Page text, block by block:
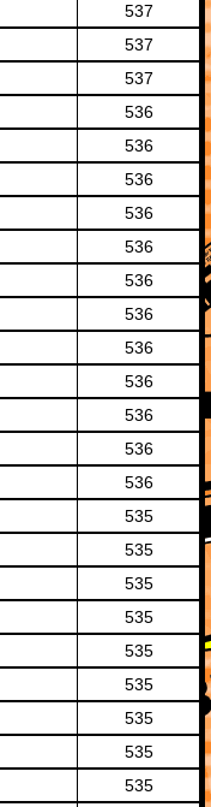
537
537
537
536
536
536
536
536
536
536
536
536
536
536
536
535
535
535
535
535
535
535
535
535